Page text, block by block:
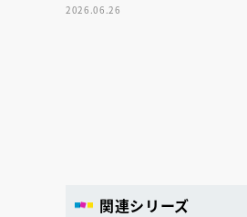
2026.06.26
関連シリーズ